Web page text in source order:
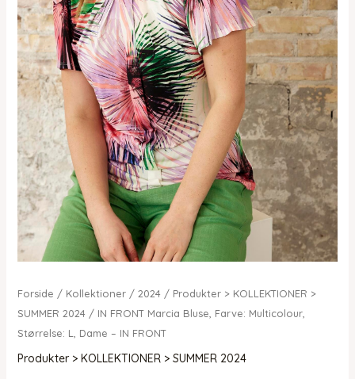
Forside / Kollektioner/ 2024 / Produkter > KOLLEKTIONER >
SUMMER 2024 / IN FRONT Marcia Bluse, Farve: Multicolour,
Størrelse: L, Dame – IN FRONT
Produkter > KOLLEKTIONER > SUMMER 2024